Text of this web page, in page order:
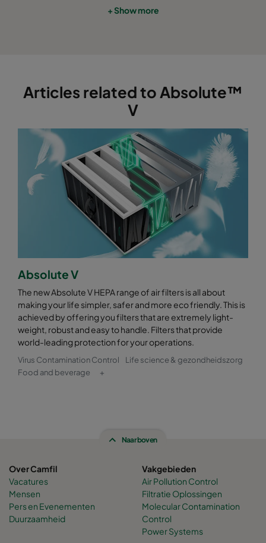
+ Show more
Articles related to Absolute™
V
Absolute V
The new Absolute V HEPA range of air filters is all about
making your life simpler, safer and more eco friendly. This is
achieved by offering you filters that are extremely light-
weight, robust and easy to handle. Filters that provide
world-leading protection for your operations.
Virus Contamination Control
Life science & gezondheidszorg
Food and beverage
+
Naar boven
Over Camfil
Vacatures
Mensen
Pers en Evenementen
Duurzaamheid
Vakgebieden
Air Pollution Control
Filtratie Oplossingen
Molecular Contamination
Control
Power Systems